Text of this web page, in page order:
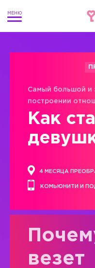
Самый большой и
построении
Как
4 МЕСЯЦА
КОМЬЮНИТИ И
везет